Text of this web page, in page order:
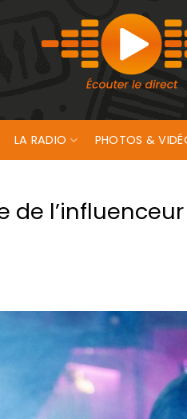
LA RADIO PHOTOS &
l’influenceur